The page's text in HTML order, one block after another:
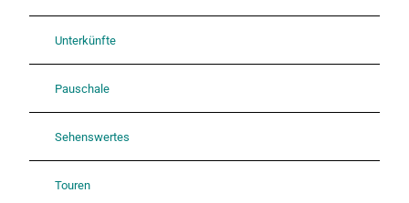
Unterkünfte
Pauschale
Sehenswertes
Touren